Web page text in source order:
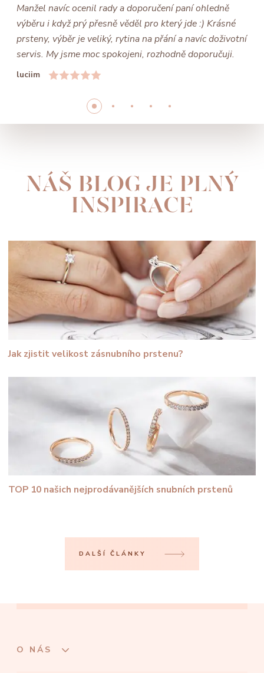
Manžel navíc ocenil rady a doporučení paní ohledně
výběru i když prý přesně věděl pro který jde :) Krásné
prsteny, výběr je veliký, rytina na přání a navíc doživotní
servis. My jsme moc spokojeni, rozhodně doporučuji.
luciim
NÁŠ BLOG JE PLNÝ
INSPIRACE
Jak zjistit velikost zásnubního prstenu?
TOP 10 našich nejprodávanějších snubních prstenů
DALŠÍ ČLÁNKY
O NÁS